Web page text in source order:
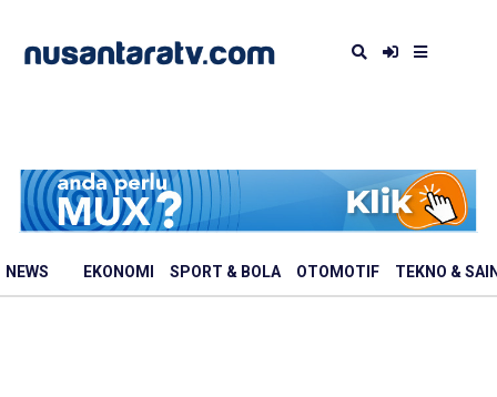
NEWS EKONOMI SPORT & BOLA OTOMOTIF TEKNO &